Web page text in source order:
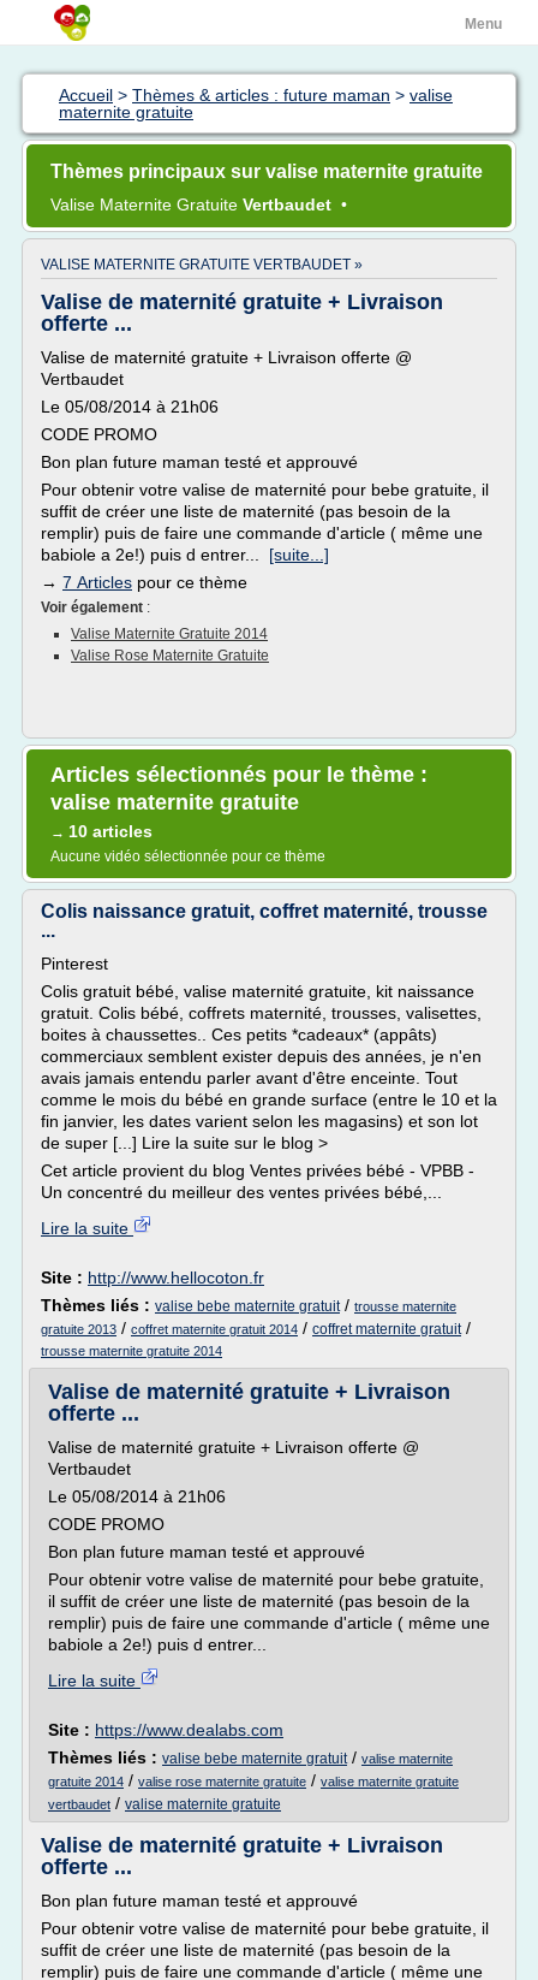
Menu
Accueil > Thèmes & articles : future maman > valise
maternite gratuite
Thèmes principaux sur valise maternite gratuite
Valise Maternite Gratuite Vertbaudet •
VALISE MATERNITE GRATUITE VERTBAUDET »
Valise de maternité gratuite + Livraison
offerte ...
Valise de maternité gratuite + Livraison offerte @
Vertbaudet
Le 05/08/2014 à 21h06
CODE PROMO
Bon plan future maman testé et approuvé
Pour obtenir votre valise de maternité pour bebe gratuite, il
suffit de créer une liste de maternité (pas besoin de la
remplir) puis de faire une commande d'article ( même une
babiole a 2e!) puis d entrer... [suite...]
→ 7 Articles pour ce thème
Voir également :
Valise Maternite Gratuite 2014
Valise Rose Maternite Gratuite
Articles sélectionnés pour le thème :
valise maternite gratuite
→ 10 articles
Aucune vidéo sélectionnée pour ce thème
Colis naissance gratuit, coffret maternité, trousse
...
Pinterest
Colis gratuit bébé, valise maternité gratuite, kit naissance
gratuit. Colis bébé, coffrets maternité, trousses, valisettes,
boites à chaussettes.. Ces petits *cadeaux* (appâts)
commerciaux semblent exister depuis des années, je n'en
avais jamais entendu parler avant d'être enceinte. Tout
comme le mois du bébé en grande surface (entre le 10 et la
fin janvier, les dates varient selon les magasins) et son lot
de super [...] Lire la suite sur le blog >
Cet article provient du blog Ventes privées bébé - VPBB -
Un concentré du meilleur des ventes privées bébé,...
Lire la suite
Site : http://www.hellocoton.fr
Thèmes liés : valise bebe maternite gratuit/ trousse maternite
gratuite 2013 / coffret maternite gratuit 2014 / coffret maternite gratuit/
trousse maternite gratuite 2014
Valise de maternité gratuite + Livraison
offerte ...
Valise de maternité gratuite + Livraison offerte @
Vertbaudet
Le 05/08/2014 à 21h06
CODE PROMO
Bon plan future maman testé et approuvé
Pour obtenir votre valise de maternité pour bebe gratuite,
il suffit de créer une liste de maternité (pas besoin de la
remplir) puis de faire une commande d'article ( même une
babiole a 2e!) puis d entrer...
Lire la suite
Site : https://www.dealabs.com
Thèmes liés : valise bebe maternite gratuit/ valise maternite
gratuite 2014 / valise rose maternite gratuite / valise maternite gratuite
vertbaudet / valise maternite gratuite
Valise de maternité gratuite + Livraison
offerte ...
Bon plan future maman testé et approuvé
Pour obtenir votre valise de maternité pour bebe gratuite, il
suffit de créer une liste de maternité (pas besoin de la
remplir) puis de faire une commande d'article ( même une